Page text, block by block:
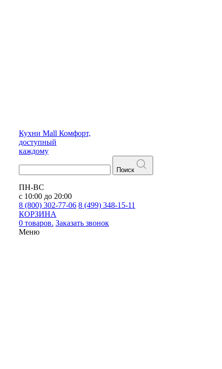
Кухни Mall Комфорт,
доступный
каждому
Поиск
ПН-ВС
с 10:00 до 20:00
8 (800) 302-77-06 8 (499) 348-15-11
КОРЗИНА
0 товаров. Заказать звонок
Меню